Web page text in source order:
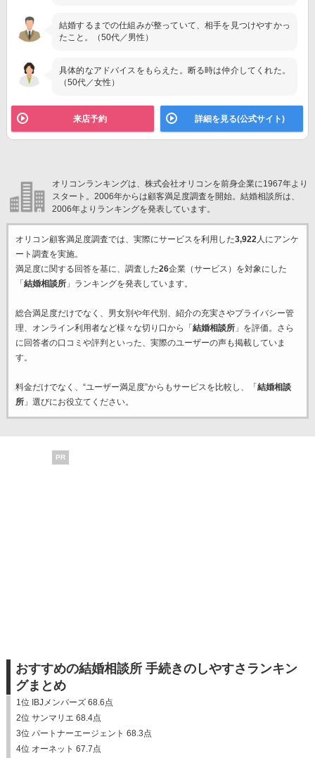
結婚するまでの仕組みが整っていて、相手を見つけやすかっ
たこと。（50代／男性）
具体的なアドバイスをもらえた。断る時は仲介してくれた。
（50代／女性）
来店予約 詳細を見る(公式サイト)
オリコンランキングは、株式会社オリコンを前身企業に1967年より
スタート。2006年からは顧客満足度調査を開始。結婚相談所は、
2006年よりランキングを発表しています。
オリコン顧客満足度調査では、実際にサービスを利用した3,922人にアンケ
ート調査を実施。
満足度に関する回答を基に、調査した26企業（サービス）を対象にした
「 結婚相談所」ランキングを発表しています。
総合満足度だけでなく、男女別や年代別、紹介の充実さやプライバシー管
理、オンライン利用者など様々な切り口から「 結婚相談所」を評価。さら
に回答者の口コミや評判といった、実際のユーザーの声も掲載していま
す。
料金だけでなく、“ユーザー満足度”からもサービスを比較し、「 結婚相談
所」選びにお役立てください。
PR
おすすめの結婚相談所 手続きのしやすさランキン
グまとめ
1位 IBJメンバーズ 68.6点
2位 サンマリエ 68.4点
3位 パートナーエージェント 68.3点
4位 オーネット 67.7点